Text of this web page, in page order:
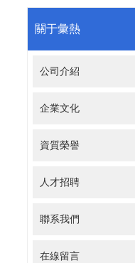
關于彙熱
公司介紹
企業文化
資質榮譽
人才招聘
聯系我們
在線留言